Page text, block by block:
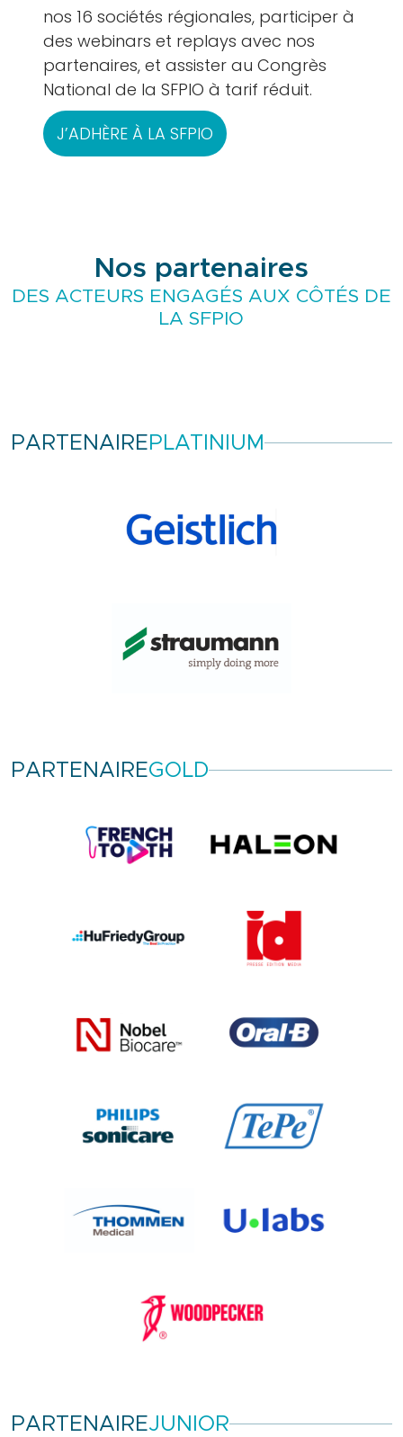
nos 16 sociétés régionales, participer à
des webinars et replays avec nos
partenaires, et assister au Congrès
National de la SFPIO à tarif réduit.
J’ADHÈRE À LA SFPIO
Nos partenaires
DES ACTEURS ENGAGÉS AUX CÔTÉS DE
LA SFPIO
PARTENAIREPLATINIUM
PARTENAIREGOLD
PARTENAIREJUNIOR